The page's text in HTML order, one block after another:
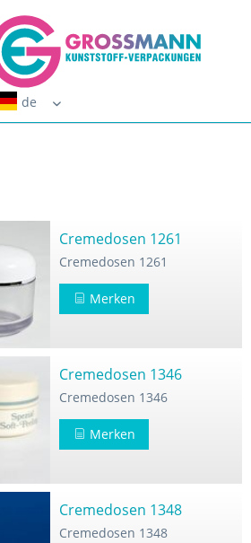
Cremedosen 1261
Cremedosen 1261
Merken
Cremedosen 1346
Cremedosen 1346
Merken
Cremedosen 1348
Cremedosen 1348